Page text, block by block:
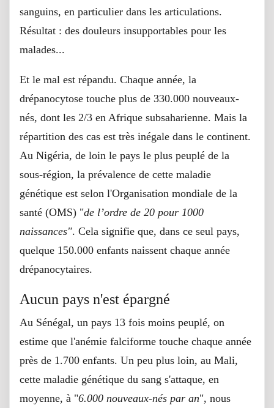
sanguins, en particulier dans les articulations.
Résultat : des douleurs insupportables pour les
malades...
Et le mal est répandu. Chaque année, la
drépanocytose touche plus de 330.000 nouveaux-
nés, dont les 2/3 en Afrique subsaharienne. Mais la
répartition des cas est très inégale dans le continent.
Au Nigéria, de loin le pays le plus peuplé de la
sous-région, la prévalence de cette maladie
génétique est selon l'Organisation mondiale de la
santé (OMS) "de l’ordre de 20 pour 1000
naissances". Cela signifie que, dans ce seul pays,
quelque 150.000 enfants naissent chaque année
drépanocytaires.
Aucun pays n'est épargné
Au Sénégal, un pays 13 fois moins peuplé, on
estime que l'anémie falciforme touche chaque année
près de 1.700 enfants. Un peu plus loin, au Mali,
cette maladie génétique du sang s'attaque, en
moyenne, à "6.000 nouveaux-nés par an", nous